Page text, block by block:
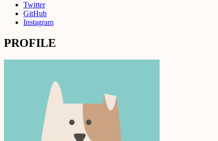
Twitter
GitHub
Instagram
PROFILE